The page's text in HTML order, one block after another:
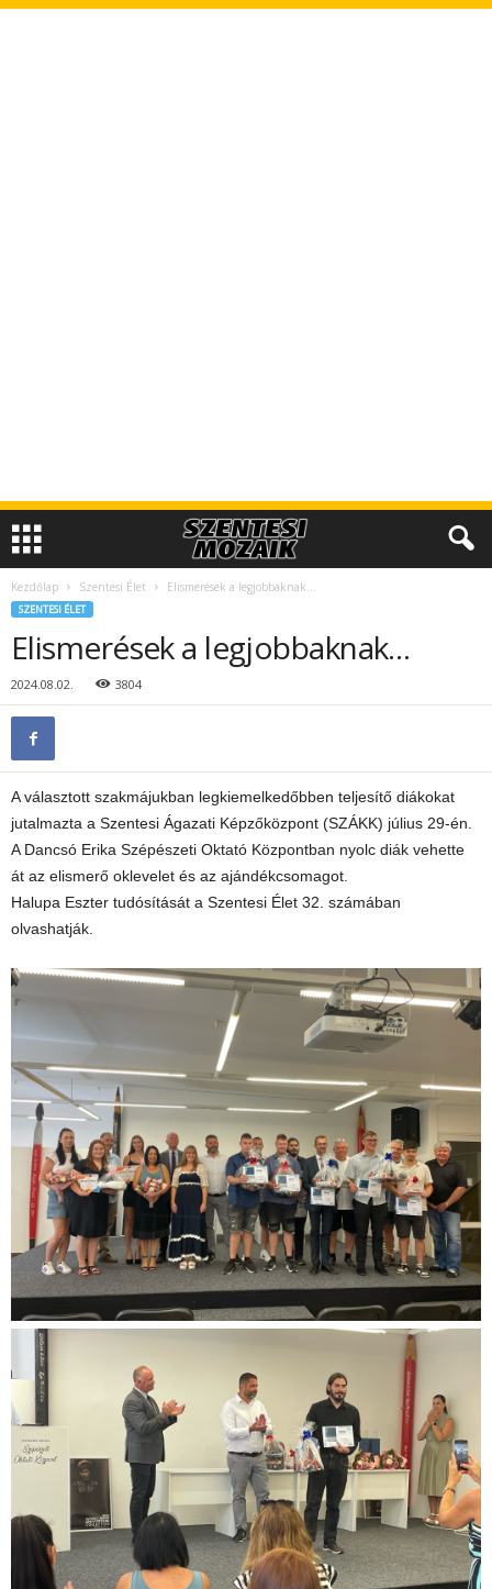
Kezdőlap Szentesi Élet Elismerések a legjobbaknak…
SZENTESI ÉLET
Elismerések a legjobbaknak…
2024.08.02. 3804
A választott szakmájukban legkiemelkedőbben teljesítő diákokat
jutalmazta a Szentesi Ágazati Képzőközpont (SZÁKK) július 29-én.
A Dancsó Erika Szépészeti Oktató Központban nyolc diák vehette
át az elismerő oklevelet és az ajándékcsomagot.
Halupa Eszter tudósítását a Szentesi Élet 32. számában
olvashatják.